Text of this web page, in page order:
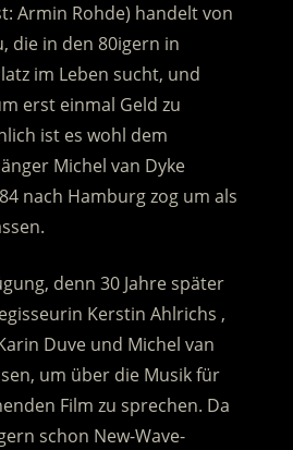
Armin Rohde) handelt von
die in den 80igern in
im Leben sucht, und
erst einmal Geld zu
ist es wohl dem
Michel van Dyke
nach Hamburg zog um als
denn 30 Jahre später
Kerstin Ahlrichs ,
Duve und Michel van
um über die Musik für
Film zu sprechen. Da
schon New-Wave-